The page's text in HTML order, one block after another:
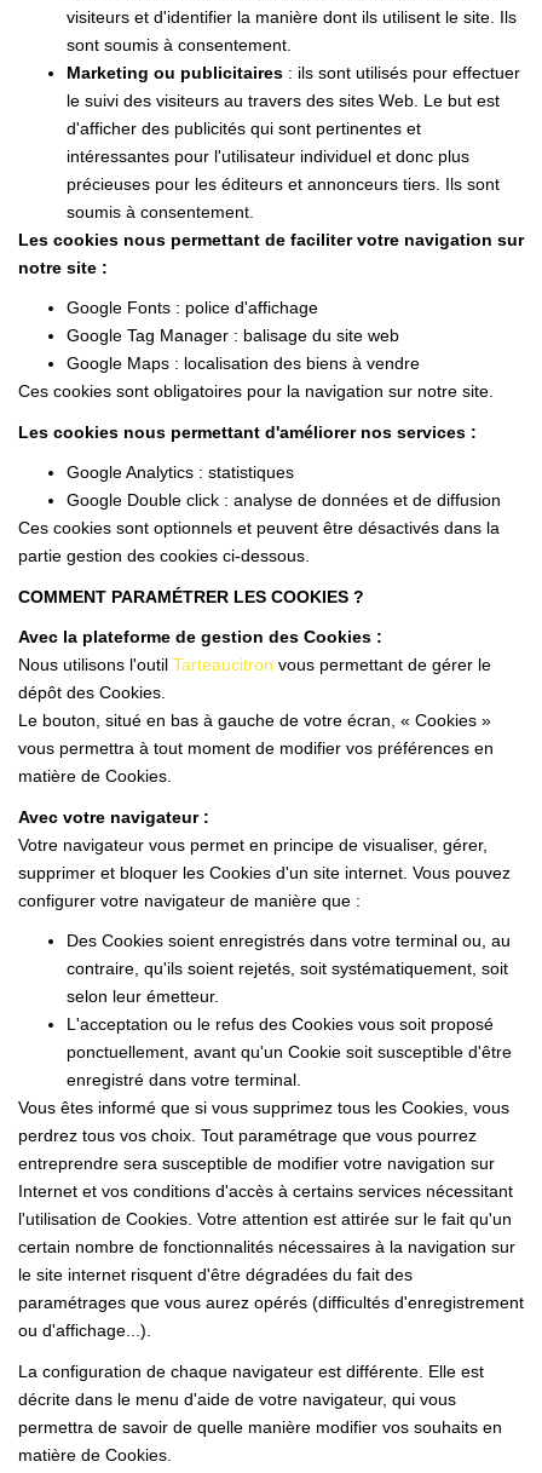
visiteurs et d'identifier la manière dont ils utilisent le site. Ils
sont soumis à consentement.
Marketing ou publicitaires : ils sont utilisés pour effectuer
le suivi des visiteurs au travers des sites Web. Le but est
d'afficher des publicités qui sont pertinentes et
intéressantes pour l'utilisateur individuel et donc plus
précieuses pour les éditeurs et annonceurs tiers. Ils sont
soumis à consentement.
Les cookies nous permettant de faciliter votre navigation sur
notre site :
Google Fonts : police d'affichage
Google Tag Manager : balisage du site web
Google Maps : localisation des biens à vendre
Ces cookies sont obligatoires pour la navigation sur notre site.
Les cookies nous permettant d'améliorer nos services :
Google Analytics : statistiques
Google Double click : analyse de données et de diffusion
Ces cookies sont optionnels et peuvent être désactivés dans la
partie gestion des cookies ci-dessous.
COMMENT PARAMÉTRER LES COOKIES ?
Avec la plateforme de gestion des Cookies :
Nous utilisons l'outil Tarteaucitron vous permettant de gérer le
dépôt des Cookies.
Le bouton, situé en bas à gauche de votre écran, « Cookies »
vous permettra à tout moment de modifier vos préférences en
matière de Cookies.
Avec votre navigateur :
Votre navigateur vous permet en principe de visualiser, gérer,
supprimer et bloquer les Cookies d'un site internet. Vous pouvez
configurer votre navigateur de manière que :
Des Cookies soient enregistrés dans votre terminal ou, au
contraire, qu'ils soient rejetés, soit systématiquement, soit
selon leur émetteur.
L'acceptation ou le refus des Cookies vous soit proposé
ponctuellement, avant qu'un Cookie soit susceptible d'être
enregistré dans votre terminal.
Vous êtes informé que si vous supprimez tous les Cookies, vous
perdrez tous vos choix. Tout paramétrage que vous pourrez
entreprendre sera susceptible de modifier votre navigation sur
Internet et vos conditions d'accès à certains services nécessitant
l'utilisation de Cookies. Votre attention est attirée sur le fait qu'un
certain nombre de fonctionnalités nécessaires à la navigation sur
le site internet risquent d'être dégradées du fait des
paramétrages que vous aurez opérés (difficultés d'enregistrement
ou d'affichage...).
La configuration de chaque navigateur est différente. Elle est
décrite dans le menu d'aide de votre navigateur, qui vous
permettra de savoir de quelle manière modifier vos souhaits en
matière de Cookies.